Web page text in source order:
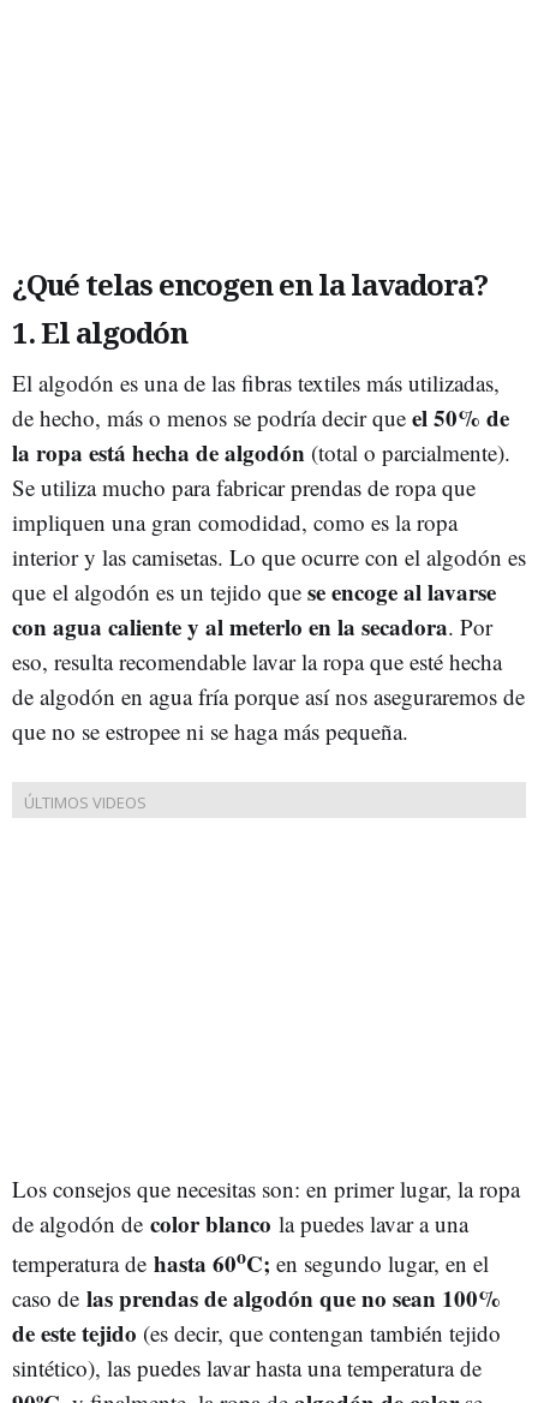
¿Qué telas encogen en la lavadora?
1. El algodón
El algodón es una de las fibras textiles más utilizadas,
de hecho, más o menos se podría decir que el 50% de
la ropa está hecha de algodón (total o parcialmente).
Se utiliza mucho para fabricar prendas de ropa que
impliquen una gran comodidad, como es la ropa
interior y las camisetas. Lo que ocurre con el algodón es
que el algodón es un tejido que se encoge al lavarse
con agua caliente y al meterlo en la secadora. Por
eso, resulta recomendable lavar la ropa que esté hecha
de algodón en agua fría porque así nos aseguraremos de
que no se estropee ni se haga más pequeña.
Los consejos que necesitas son: en primer lugar, la ropa
de algodón de color blanco la puedes lavar a una
temperatura de hasta 60oC; en segundo lugar, en el
caso de las prendas de algodón que no sean 100%
de este tejido (es decir, que contengan también tejido
sintético), las puedes lavar hasta una temperatura de